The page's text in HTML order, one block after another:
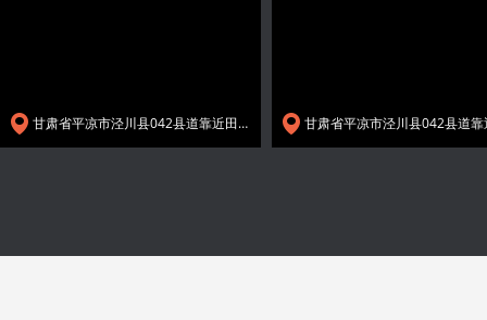
甘肃省平凉市泾川县042县道靠近田家沟水保生态风景区